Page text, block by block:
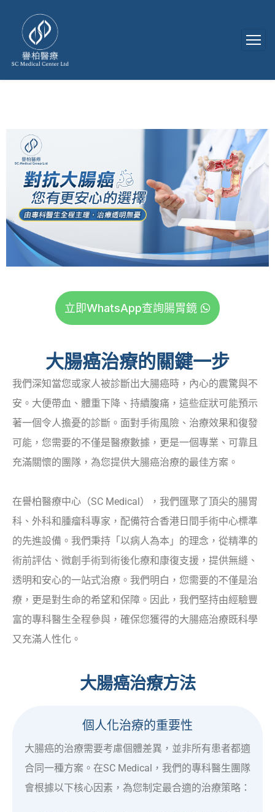
立即WhatsApp查詢腸胃鏡
大腸癌治療的關鍵一步
我們深知當您或家人被診斷出大腸癌時，內心的震驚與不
安。大便帶血、體重下降、持續腹痛，這些症狀可能預示
著一個令人擔憂的診斷。面對手術風險、治療效果和復發
可能，您需要的不僅是醫療數據，更是一個專業、可靠且
充滿關懷的團隊，為您提供大腸癌治療的最佳方案。
在譽柏醫療中心（SC Medical），我們匯聚了頂尖的腸胃
科、外科和腫瘤科專家，配備符合香港日間手術中心標準
的先進設備。我們秉持「以病人為本」的理念，從精準的
術前評估、微創手術到術後化療和康復支援，提供無縫、
透明和安心的一站式治療。我們明白，您需要的不僅是治
療，更是對生命的希望和保障。因此，我們堅持由經驗豐
富的專科醫生全程參與，確保您獲得的大腸癌治療既科學
又充滿人性化。
大腸癌治療方法
個人化治療的重要性
大腸癌的治療需要考慮個體差異，並非所有患者都適
合同一種方案。在SC Medical，我們的專科醫生團隊
會根據以下核心因素，為您制定最合適的治療策略：